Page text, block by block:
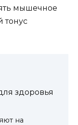
мышечное
тонус
здоровья
на